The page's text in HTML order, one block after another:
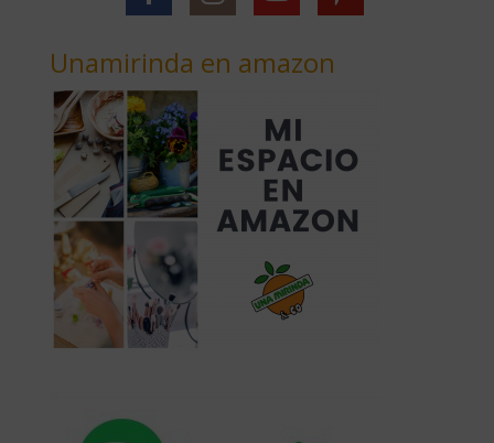
Unamirinda en amazon